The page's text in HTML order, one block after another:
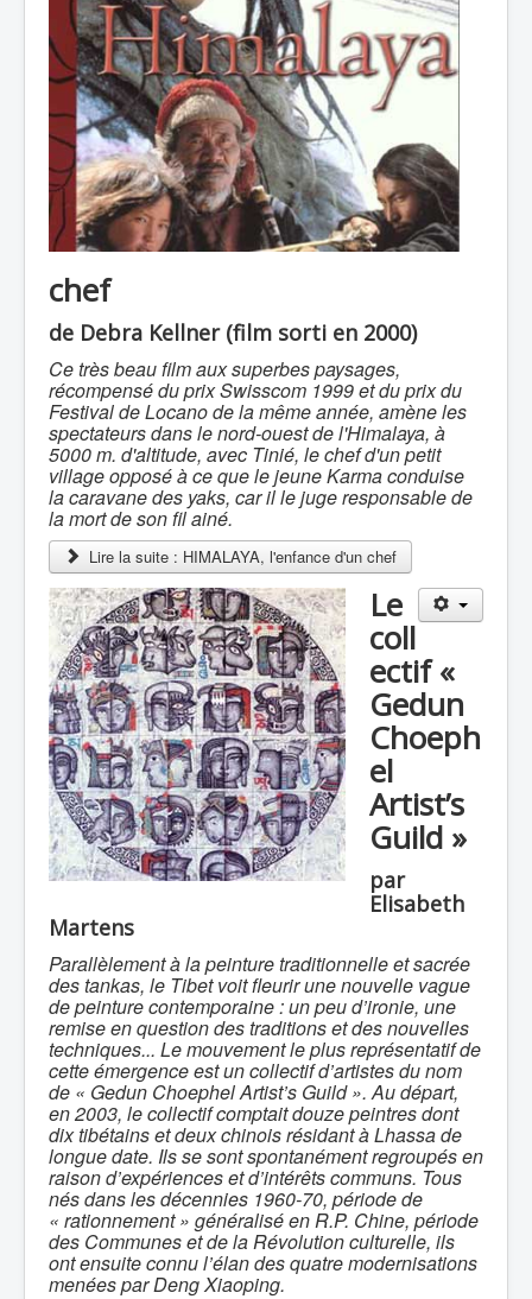
chef
de Debra Kellner (film sorti en 2000)
Ce très beau film aux superbes paysages,
récompensé du prix Swisscom 1999 et du prix du
Festival de Locano de la même année, amène les
spectateurs dans le nord-ouest de l'Himalaya, à
5000 m. d'altitude, avec Tinié, le chef d'un petit
village opposé à ce que le jeune Karma conduise
la caravane des yaks, car il le juge responsable de
la mort de son fil ainé.
Lire la suite : HIMALAYA, l'enfance d'un chef
Le
coll
ectif «
Gedun
Choeph
el
Artist’s
Guild »
par
Elisabeth
Martens
Parallèlement à la peinture traditionnelle et sacrée
des tankas, le Tibet voit fleurir une nouvelle vague
de peinture contemporaine : un peu d’ironie, une
remise en question des traditions et des nouvelles
techniques... Le mouvement le plus représentatif de
cette émergence est un collectif d’artistes du nom
de « Gedun Choephel Artist’s Guild ». Au départ,
en 2003, le collectif comptait douze peintres dont
dix tibétains et deux chinois résidant à Lhassa de
longue date. Ils se sont spontanément regroupés en
raison d’expériences et d’intérêts communs. Tous
nés dans les décennies 1960-70, période de
« rationnement » généralisé en R.P. Chine, période
des Communes et de la Révolution culturelle, ils
ont ensuite connu l’élan des quatre modernisations
menées par Deng Xiaoping.